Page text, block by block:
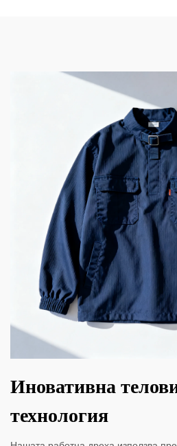
Иновативна
технология